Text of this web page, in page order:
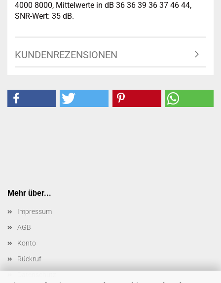
4000 8000, Mittelwerte in dB 36 36 39 36 37 46 44,
SNR-Wert: 35 dB.
KUNDENREZENSIONEN
Mehr über...
Impressum
AGB
Konto
Rückruf